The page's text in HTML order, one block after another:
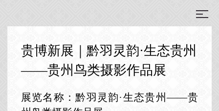
贵博新展｜黔羽灵韵·生态贵州
——贵州鸟类摄影作品展
展览名称：黔羽灵韵·生态贵州——贵